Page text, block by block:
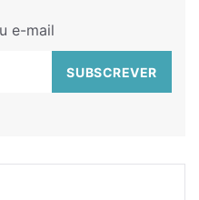
e-mail